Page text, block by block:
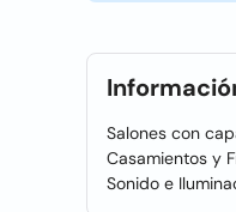
Salones con
Casamientos y
Sonido e